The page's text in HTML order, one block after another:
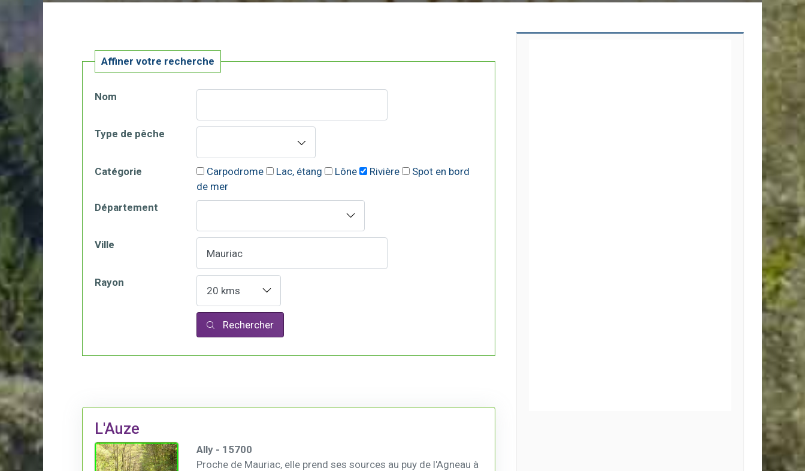
Affiner votre recherche
Nom
Type de pêche
Catégorie Carpodrome Lac, étang Lône Rivière
Spot en bord
de mer
Département
Ville
Rayon
Rechercher
L'Auze
Ally - 15700
Proche de Mauriac, elle prend ses sources au puy de l'Agneau à